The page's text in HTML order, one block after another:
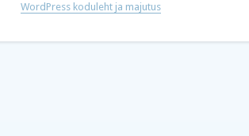
WordPress koduleht ja majutus